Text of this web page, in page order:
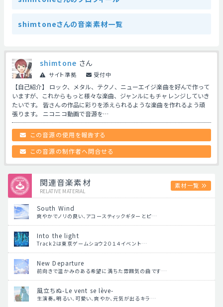
shimtoneさんの音楽素材一覧
shimtone さん
サイト準拠 受付中
【自己紹介】 ロック、メタル、テクノ、ニューエイジ楽曲を好んで作って
いますが、これからもっと様々な楽曲、ジャンルにもチャレンジしていき
たいです。 皆さんの作品に彩りを添えられるような楽曲を作れるよう頑
張ります。 ニコニコ動画で音源を…
この音源の使用を報告する
この音源の制作者へ問合せる
関連音楽素材
RELATIVE MATERIAL
素材一覧
South Wind
爽やかでノリの良い、アコースティックギターとピ…
Into the light
Track2は東京ゲームショウ２０１４イベント…
New Departure
前向きで温かみのある希望に満ちた雰囲気の曲です…
風立ちぬ-Le vent se lève-
生演奏。明るい、可愛い、爽やか、元気が出るキラ…